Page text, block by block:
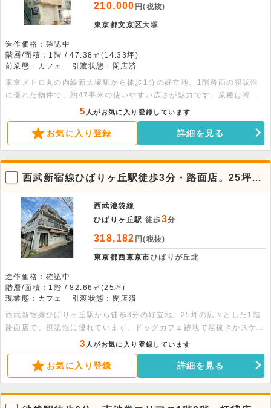
210,000 円(税抜)
東京都文京区大塚
造作価格：確認中
階層/面積：1階 / 47.38㎡(14.33坪)
前業態：カフェ
引渡状態：閉店済
東京メトロ丸の内線新大塚駅から徒歩1分の好立地。1階路面の視認性
に優れた物件で、約47平米の使いやすい広さが魅力です。業種は幅広
く相談可能ですが、飲食不可の条件により落ち着いた環境を維持できま
す。お問い合わせをお待ちしております。
5 人がお気に入り登録しています
お気に入り登録 詳細を見る
西武新宿線ひばりヶ丘駅徒歩3分・路面店。25坪の
広々1階店舗
西武池袋線
ひばりヶ丘駅 徒歩3分
318,182 円(税抜)
東京都西東京市ひばりが丘北
造作価格：確認中
階層/面積：1階 / 82.66㎡(25坪)
現業態：カフェ
引渡状態：閉店済
西武新宿線ひばりヶ丘駅から徒歩3分の好立地。25坪の広々とした1階
路面店で、視認性に優れています。ドッグカフェ跡地で居抜きかスケル
トンの引き渡しが選べるため、用途に合わせた出店が可能です。幅広い
業態のご相談をお待ちしております。
3 人がお気に入り登録しています
お気に入り登録 詳細を見る